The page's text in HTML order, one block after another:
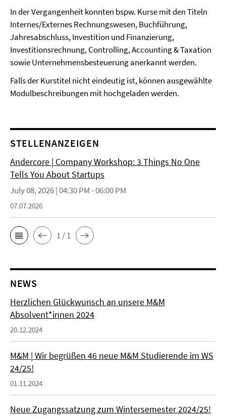
In der Vergangenheit konnten bspw. Kurse mit den Titeln
Internes/Externes Rechnungswesen, Buchführung,
Jahresabschluss, Investition und Finanzierung,
Investitionsrechnung, Controlling, Accounting & Taxation
sowie Unternehmensbesteuerung anerkannt werden.
Falls der Kurstitel nicht eindeutig ist, können ausgewählte
Modulbeschreibungen mit hochgeladen werden.
STELLENANZEIGEN
Andercore | Company Workshop: 3 Things No One
Tells You About Startups
July 08, 2026 | 04:30 PM - 06:00 PM
07.07.2026
1 / 1
NEWS
Herzlichen Glückwunsch an unsere M&M
Absolvent*innen 2024
20.12.2024
M&M | Wir begrüßen 46 neue M&M Studierende im WS
24/25!
01.11.2024
Neue Zugangssatzung zum Wintersemester 2024/25!